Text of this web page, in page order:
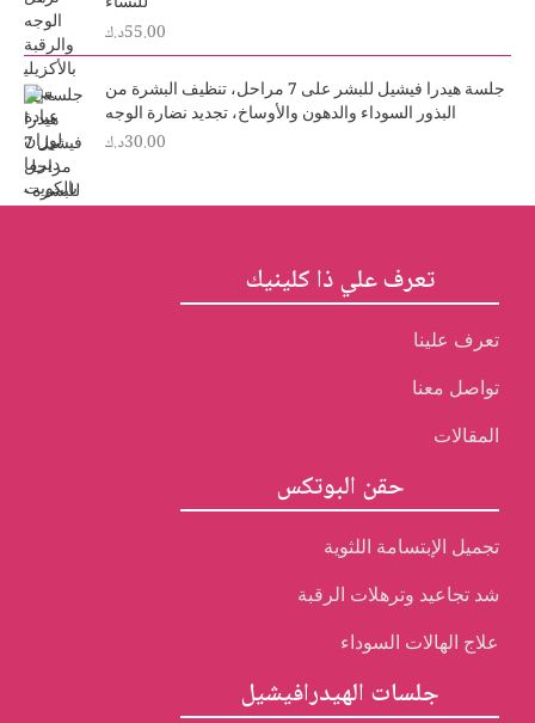
3
0
.
.
.
0
0
.
55.00د.ك
جلسة هيدرا فيشيل للبشر على 7 مراحل، تنظيف البشرة من
البذور السوداء والدهون والأوساخ، تجديد نضارة الوجه
30.00د.ك
تعرف علي ذا كلينيك
تعرف علينا
تواصل معنا
المقالات
حقن البوتكس
تجميل الإبتسامة اللثوية
شد تجاعيد وترهلات الرقبة
علاج الهالات السوداء
جلسات الهيدرافيشيل